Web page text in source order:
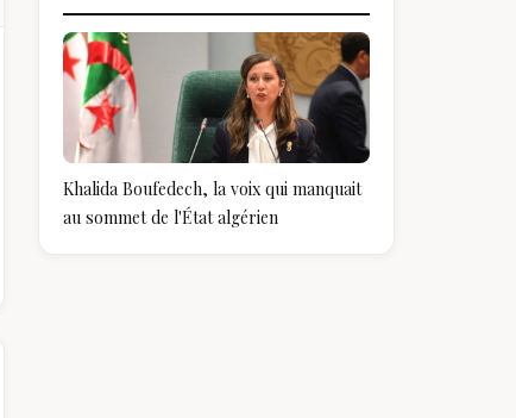
Khalida Boufedech, la voix qui manquait
au sommet de l'État algérien